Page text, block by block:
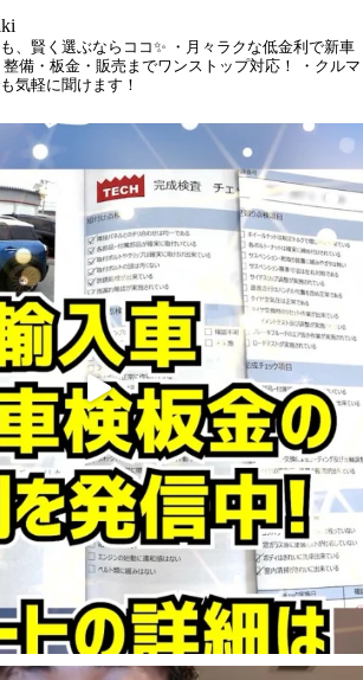
、賢く選ぶならココ✨ ・月々ラクな低金利で新車
整備・板金・販売までワンストップ対応！
・クルマ
気軽に聞けます！